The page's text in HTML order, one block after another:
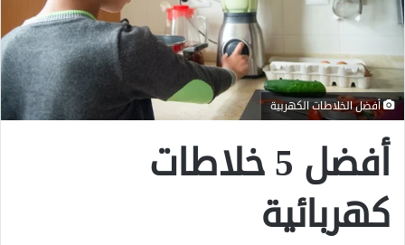
أفضل الخلاطات الكهربية
أفضل 5 خلاطات
كهربائية